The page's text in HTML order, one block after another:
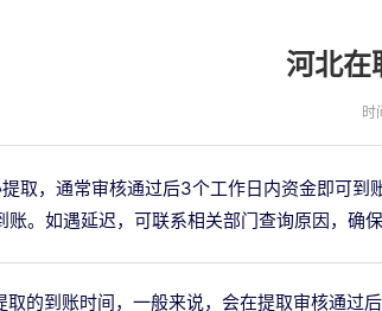
河北在
时
取，通常审核通过后3个工作日内资金即可
。如遇延迟，可联系相关部门查询原因，确
取的到账时间，一般来说，会在提取审核通过